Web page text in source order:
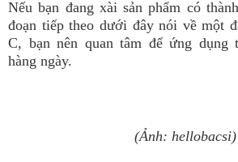
Nếu bạn đang xài sản phẩm có
đoạn tiếp theo dưới đây nói về một
C, bạn nên quan tâm để ứng dụng
hàng ngày.
(Ảnh: hellobacsi)